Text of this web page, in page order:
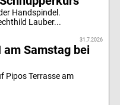
Handspindel.
Lauber...
31.7.2026
am Samstag bei
Pipos Terrasse am